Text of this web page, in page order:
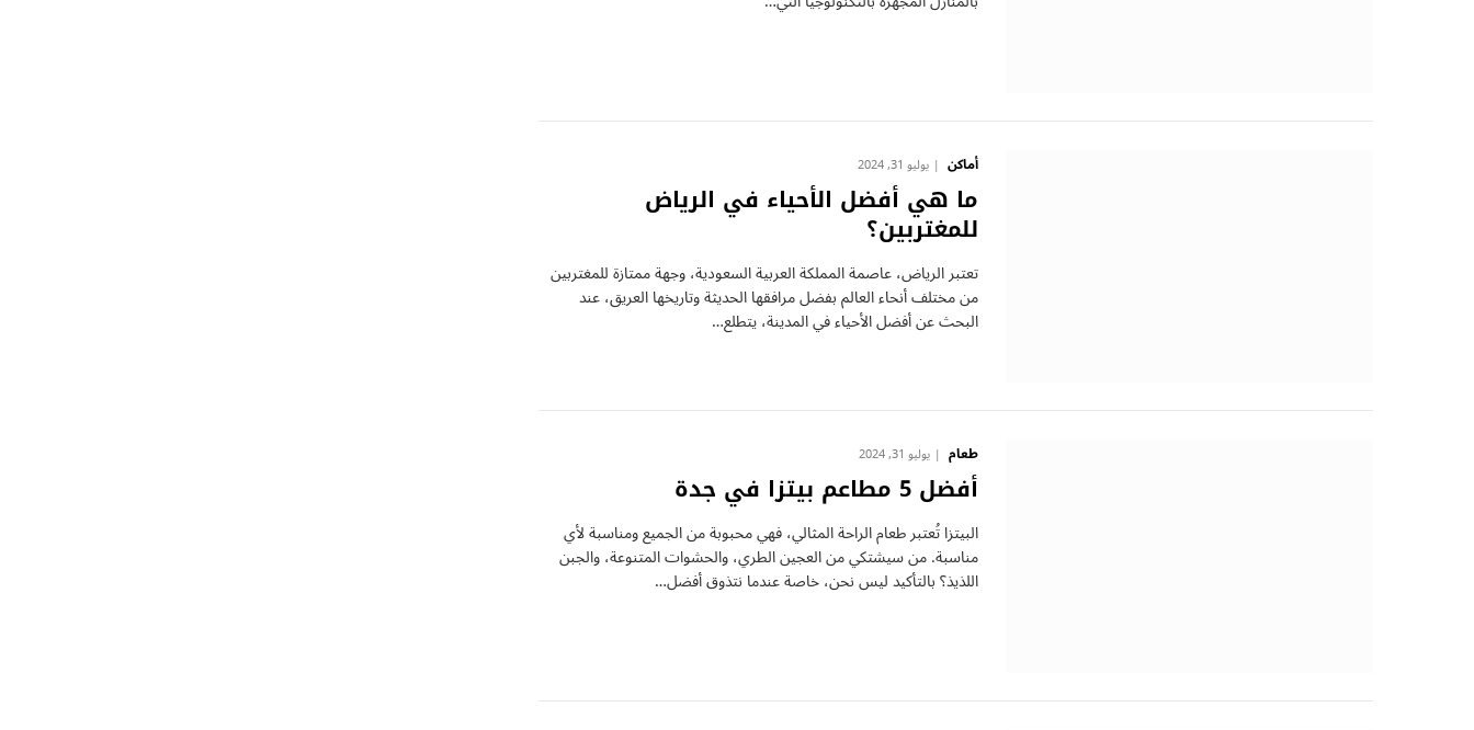
أماكن يوليو 31, 2024
ما هي أفضل الأحياء في الرياض
للمغتربين؟
تعتبر الرياض، عاصمة المملكة العربية السعودية، وجهة ممتازة للمغتربين
من مختلف أنحاء العالم بفضل مرافقها الحديثة وتاريخها العريق، عند
البحث عن أفضل الأحياء في المدينة، يتطلع…
طعام يوليو 31, 2024
أفضل 5 مطاعم بيتزا في جدة
البيتزا تُعتبر طعام الراحة المثالي، فهي محبوبة من الجميع ومناسبة لأي
مناسبة. من سيشتكي من العجين الطري، والحشوات المتنوعة، والجبن
اللذيذ؟ بالتأكيد ليس نحن، خاصة عندما نتذوق أفضل…